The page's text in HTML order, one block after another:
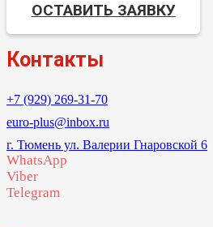
ОСТАВИТЬ ЗАЯВКУ
Контакты
+7 (929) 269-31-70
euro-plus@inbox.ru
г. Тюмень ул. Валерии Гнаровской 6
WhatsApp
Viber
Telegram